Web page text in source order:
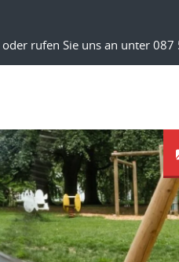
oder rufen Sie uns an unter 087